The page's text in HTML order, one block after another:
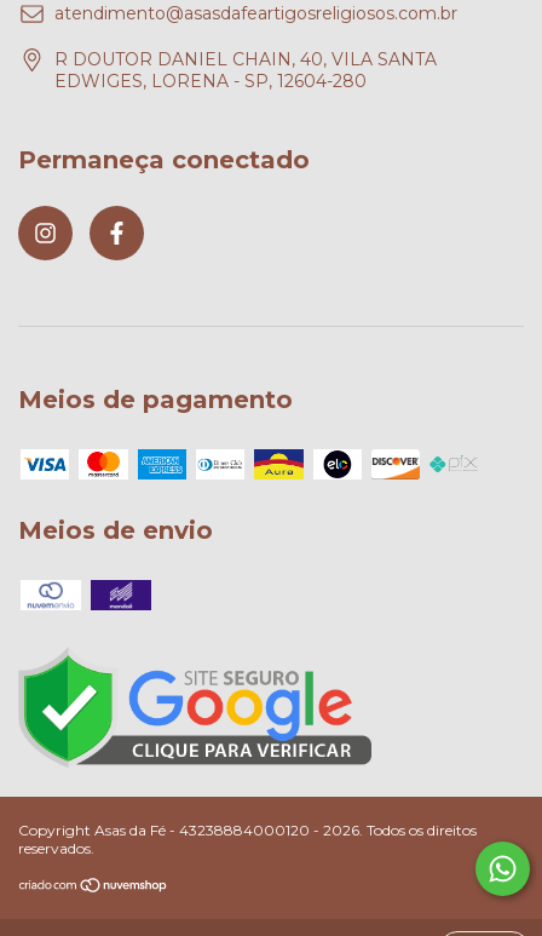
atendimento@asasdafeartigosreligiosos.com.br
R DOUTOR DANIEL CHAIN, 40, VILA SANTA
EDWIGES, LORENA - SP, 12604-280
Permaneça conectado
Meios de pagamento
Meios de envio
Copyright Asas da Fé - 43238884000120 - 2026. Todos os direitos
reservados.